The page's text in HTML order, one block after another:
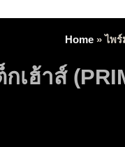
Home» ไพร์
กเฮ้าส์